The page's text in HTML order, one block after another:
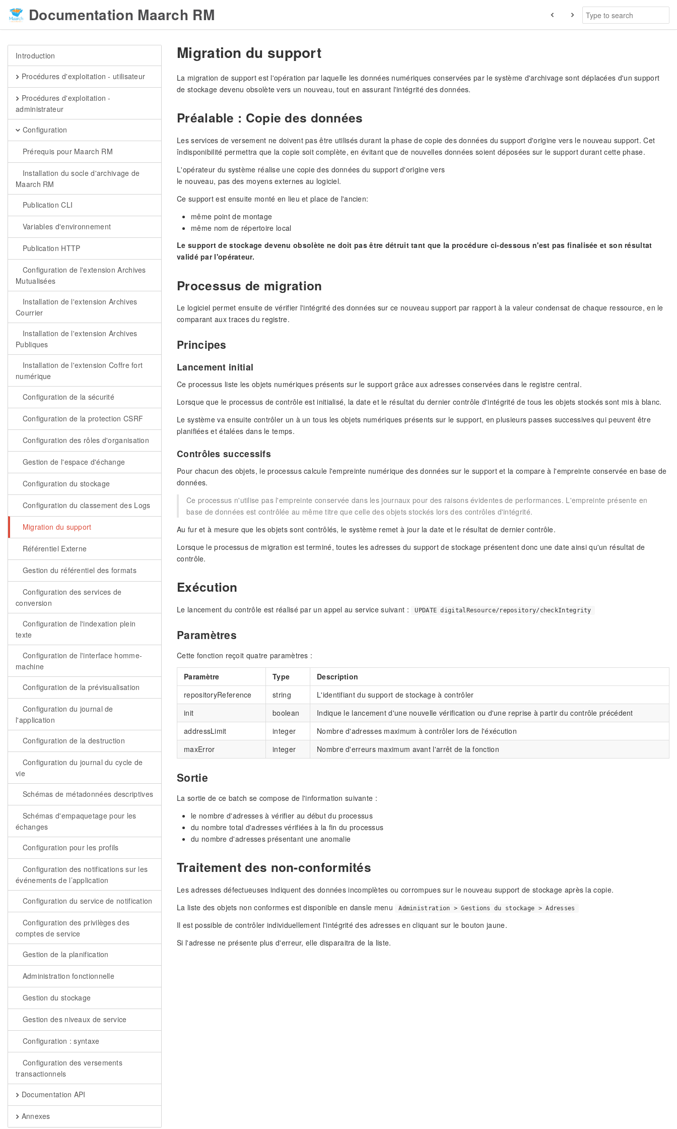
Documentation Maarch RM
Introduction
Procédures d'exploitation - utilisateur
Procédures d'exploitation -
administrateur
Configuration
Prérequis pour Maarch RM
Installation du socle d'archivage de
Maarch RM
Publication CLI
Variables d'environnement
Publication HTTP
Configuration de l'extension Archives
Mutualisées
Installation de l'extension Archives
Courrier
Installation de l'extension Archives
Publiques
Installation de l'extension Coffre fort
numérique
Configuration de la sécurité
Configuration de la protection CSRF
Configuration des rôles d'organisation
Gestion de l'espace d'échange
Configuration du stockage
Configuration du classement des Logs
Migration du support
Référentiel Externe
Gestion du référentiel des formats
Configuration des services de
conversion
Configuration de l'indexation plein
texte
Configuration de l'interface homme-
machine
Configuration de la prévisualisation
Configuration du journal de
l'application
Configuration de la destruction
Configuration du journal du cycle de
vie
Schémas de métadonnées descriptives
Schémas d'empaquetage pour les
échanges
Configuration pour les profils
Configuration des notifications sur les
événements de l’application
Configuration du service de notification
Configuration des privilèges des
comptes de service
Gestion de la planification
Administration fonctionnelle
Gestion du stockage
Gestion des niveaux de service
Configuration : syntaxe
Configuration des versements
transactionnels
Documentation API
Annexes
Migration du support
La migration de support est l'opération par laquelle les données numériques conservées par le système d'archivage sont déplacées d'un support
de stockage devenu obsolète vers un nouveau, tout en assurant l'intégrité des données.
Préalable : Copie des données
Les services de versement ne doivent pas être utilisés durant la phase de copie des données du support d'origine vers le nouveau support. Cet
îndisponibilité permettra que la copie soit complète, en évitant que de nouvelles données soient déposées sur le support durant cette phase.
L'opérateur du système réalise une copie des données du support d'origine vers
le nouveau, pas des moyens externes au logiciel.
Ce support est ensuite monté en lieu et place de l'ancien:
même point de montage
même nom de répertoire local
Le support de stockage devenu obsolète ne doit pas être détruit tant que la procédure ci-dessous n'est pas finalisée et son résultat
validé par l'opérateur.
Processus de migration
Le logiciel permet ensuite de vérifier l'intégrité des données sur ce nouveau support par rapport à la valeur condensat de chaque ressource, en le
comparant aux traces du registre.
Principes
Lancement initial
Ce processus liste les objets numériques présents sur le support grâce aux adresses conservées dans le registre central.
Lorsque que le processus de contrôle est initialisé, la date et le résultat du dernier contrôle d'intégrité de tous les objets stockés sont mis à blanc.
Le système va ensuite contrôler un à un tous les objets numériques présents sur le support, en plusieurs passes successives qui peuvent être
planifiées et étalées dans le temps.
Contrôles successifs
Pour chacun des objets, le processus calcule l'empreinte numérique des données sur le support et la compare à l'empreinte conservée en base de
données.
Ce processus n'utilise pas l'empreinte conservée dans les journaux pour des raisons évidentes de performances. L'empreinte présente en
base de données est contrôlée au même titre que celle des objets stockés lors des contrôles d'intégrité.
Au fur et à mesure que les objets sont contrôlés, le système remet à jour la date et le résultat de dernier contrôle.
Lorsque le processus de migration est terminé, toutes les adresses du support de stockage présentent donc une date ainsi qu'un résultat de
contrôle.
Exécution
Le lancement du contrôle est réalisé par un appel au service suivant : UPDATE digitalResource/repository/checkIntegrity
Paramètres
Cette fonction reçoit quatre paramètres :
Paramètre Type
Description
repositoryReference
string
L'identifiant du support de stockage à contrôler
init
boolean
Indique le lancement d'une nouvelle vérification ou d'une reprise à partir du contrôle précédent
addressLimit
integer
Nombre d'adresses maximum à contrôler lors de l'éxécution
maxError
integer Nombre d'erreurs maximum avant l'arrêt de la fonction
Sortie
La sortie de ce batch se compose de l'information suivante :
le nombre d'adresses à vérifier au début du processus
du nombre total d'adresses vérifiées à la fin du processus
du nombre d'adresses présentant une anomalie
Traitement des non-conformités
Les adresses défectueuses indiquent des données incomplètes ou corrompues sur le nouveau support de stockage après la copie.
La liste des objets non conformes est disponible en dansle menu
Administration > Gestions du stockage > Adresses
Il est possible de contrôler individuellement l'intégrité des adresses en cliquant sur le bouton jaune.
Si l'adresse ne présente plus d'erreur, elle disparaitra de la liste.